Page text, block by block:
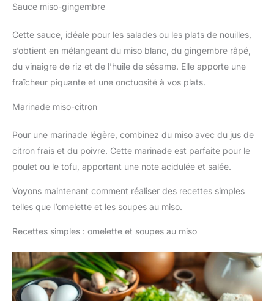
Sauce miso-gingembre
Cette sauce, idéale pour les salades ou les plats de nouilles,
s’obtient en mélangeant du miso blanc, du gingembre râpé,
du vinaigre de riz et de l’huile de sésame. Elle apporte une
fraîcheur piquante et une onctuosité à vos plats.
Marinade miso-citron
Pour une marinade légère, combinez du miso avec du jus de
citron frais et du poivre. Cette marinade est parfaite pour le
poulet ou le tofu, apportant une note acidulée et salée.
Voyons maintenant comment réaliser des recettes simples
telles que l’omelette et les soupes au miso.
Recettes simples : omelette et soupes au miso